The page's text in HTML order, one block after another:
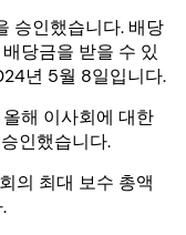
승인했습니다. 배당
당금을 받을 수 있
년 5월 8일입니다.
해 이사회에 대한
인했습니다.
의 최대 보수 총액